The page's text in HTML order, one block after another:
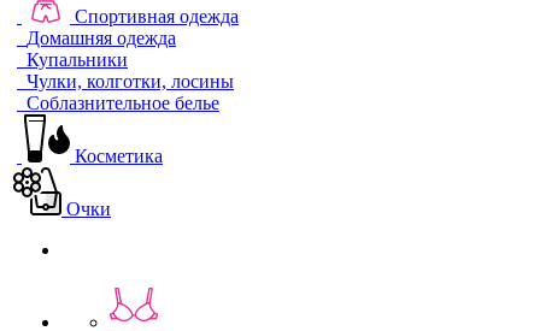
Спортивная одежда
Домашняя одежда
Купальники
Чулки, колготки, лосины
Соблазнительное белье
Косметика
Очки